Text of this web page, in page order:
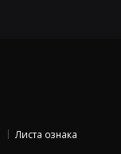
Листа ознака